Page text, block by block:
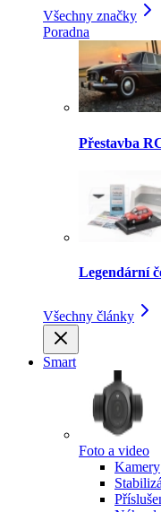
Všechny značky
Poradna
Přestavba
Legendární
Všechny články
Smart
Foto a video
Kamery